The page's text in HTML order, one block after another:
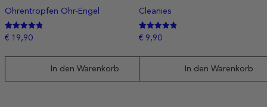
Ohrentropfen Ohr-Engel
Bewertet
mit
von 5,
210
€ 19,90
In den Warenkorb
Cleanies
Bewertet mit
4.9090909090909
basierend
33
Kundenbewertungen
€9,90
In den Warenkorb